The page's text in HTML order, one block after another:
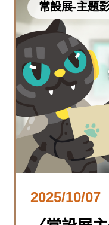
常設展-主題
2025/10/07